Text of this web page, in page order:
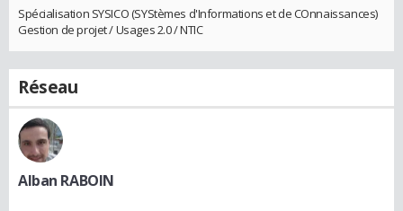
Spécialisation SYSICO (SYStèmes d'Informations et de COnnaissances)
Gestion de projet / Usages 2.0 / NTIC
Réseau
Alban RABOIN